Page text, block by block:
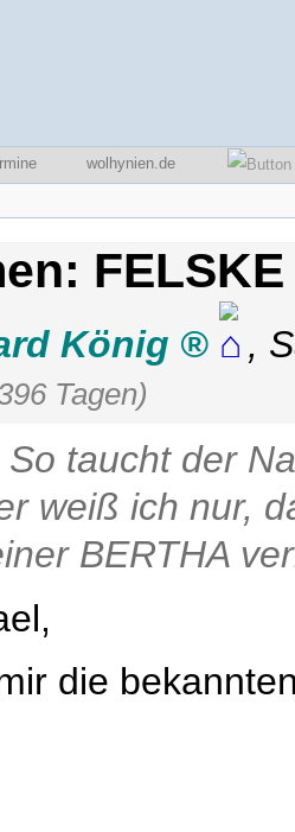
wolhynien.de
König ,
Tagen)
So taucht der
weiß ich nur,
BERTHA
die